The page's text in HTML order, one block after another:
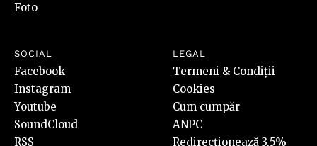
Foto
SOCIAL
Facebook
Instagram
Youtube
SoundCloud
RSS
LEGAL
Termeni & Condiții
Cookies
Cum cumpăr
ANPC
Redirecționează 3,5%